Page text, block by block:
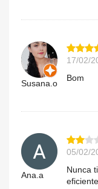
Susana.o
17/02/
Bom
Ana.a
05/02/
Nunca